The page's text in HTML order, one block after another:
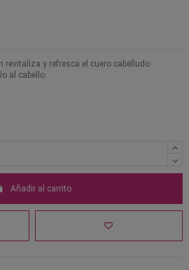
revitaliza y refresca el cuero cabelludo
al cabello.
Añadir al carrito